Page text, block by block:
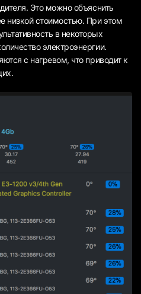
Это можно объяснить
низкой стоимостью. При этом
в некоторых
электроэнергии.
с нагревом, что приводит к